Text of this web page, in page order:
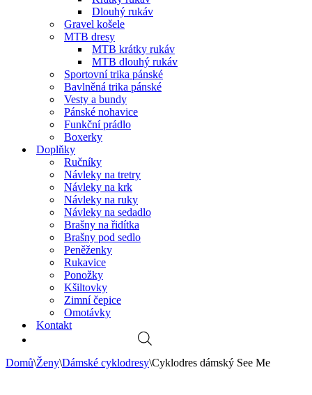
Dlouhý rukáv
Gravel košele
MTB dresy
MTB krátky rukáv
MTB dlouhý rukáv
Sportovní trika pánské
Bavlněná trika pánské
Vesty a bundy
Pánské nohavice
Funkční prádlo
Boxerky
Doplňky
Ručníky
Návleky na tretry
Návleky na krk
Návleky na ruky
Návleky na sedadlo
Brašny na řidítka
Brašny pod sedlo
Peněženky
Rukavice
Ponožky
Kšiltovky
Zimní čepice
Omotávky
Kontakt
Domů\Ženy\Dámské cyklodresy\Cyklodres dámský See Me